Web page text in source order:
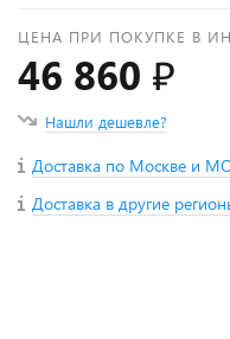
ЦЕНА ПРИ ПОКУПКЕ В
46 860 ₽
Нашли дешевле?
Доставка по Москве и
Доставка в другие